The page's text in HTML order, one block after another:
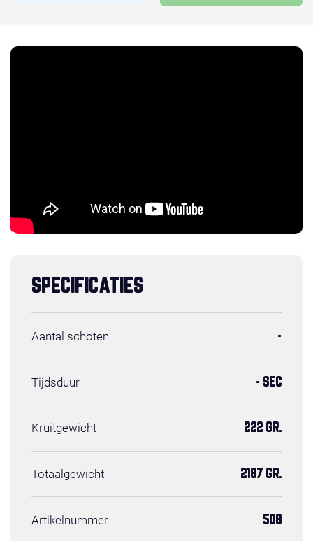
SPECIFICATIES
Aantal schoten -
Tijdsduur - SEC
Kruitgewicht 222 GR.
Totaalgewicht 2187 GR.
Artikelnummer 508